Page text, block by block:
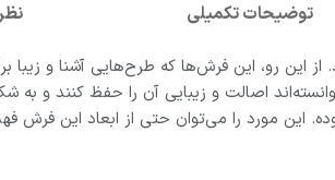
توضیحات تکمیلی
این رو، این فرش‌ها که طرح‌هایی آشنا و زیبا
اصالت و زیبایی آن را حفظ کنند و
مورد را می‌توان حتی از ابعاد این فرش